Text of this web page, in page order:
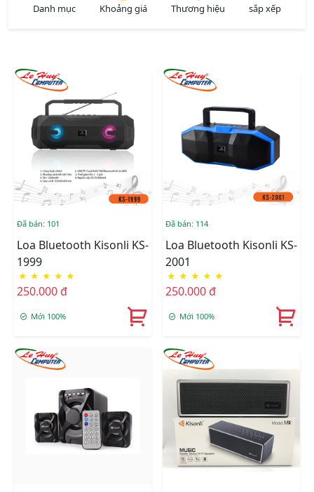
Danh mục
Khoảng giá
Thương hiệu
sắp xếp
Đã bán: 101
Loa Bluetooth Kisonli KS-
1999
★ ★ ★ ★ ★
250.000 đ
Mới 100%
Đã bán: 114
Loa Bluetooth Kisonli KS-
2001
★ ★ ★ ★ ★
250.000 đ
Mới 100%